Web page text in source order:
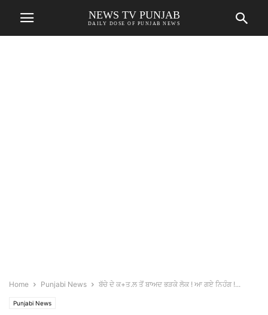
NEWS TV PUNJAB
DAILY DOSE OF PUNJAB NEWS
Home Punjabi News ਬੱਚੇ ਦੇ ਕ+ਤ.ਲ ਤੋਂ ਬਾਅਦ ਭੜਕੇ ਲੋਕ ! ਆ ਗਏ ਨਿਹੰਗ !...
Punjabi News